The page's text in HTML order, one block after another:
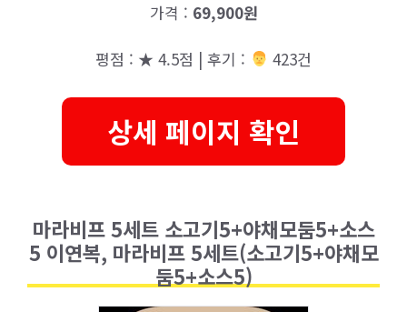
가격 : 69,900원
평점 : ★ 4.5점 | 후기 : ‍‍ 423건
상세 페이지 확인
마라비프 5세트 소고기5+야채모둠5+소스
5 이연복, 마라비프 5세트(소고기5+야채모
둠5+소스5)